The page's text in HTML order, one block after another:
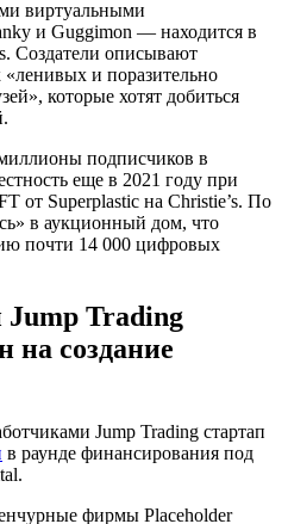
виртуальными
и Guggimon — находится в
Создатели описывают
«ленивых и поразительно
которые хотят добиться
подписчиков в
еще в 2021 году при
от Superplastic на Christie’s. По
в аукционный дом, что
почти 14 000 цифровых
Jump Trading
на создание
Jump Trading стартап
в раунде финансирования под
фирмы Placeholder